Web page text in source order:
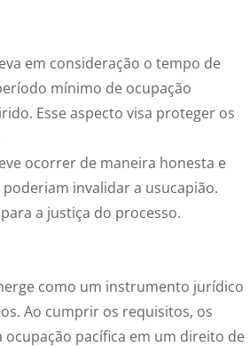
em consideração o tempo de
mínimo de ocupação
Esse aspecto visa proteger os
ocorrer de maneira honesta e
invalidar a usucapião.
a justiça do processo.
como um instrumento jurídico
Ao cumprir os requisitos, os
pacífica em um direito de